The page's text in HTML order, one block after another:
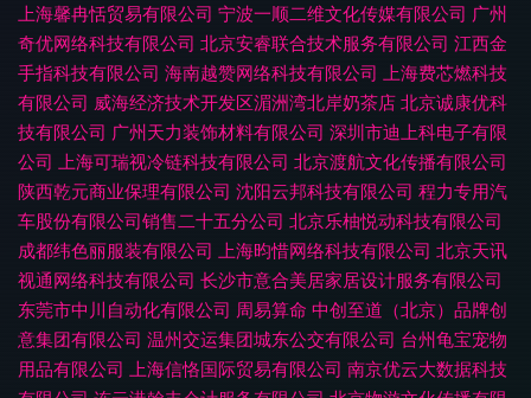
上海馨冉恬贸易有限公司 宁波一顺二维文化传媒有限公司 广州
奇优网络科技有限公司 北京安睿联合技术服务有限公司 江西金
手指科技有限公司 海南越赞网络科技有限公司 上海费芯燃科技
有限公司 威海经济技术开发区湄洲湾北岸奶茶店 北京诚康优科
技有限公司 广州天力装饰材料有限公司 深圳市迪上科电子有限
公司 上海可瑞视冷链科技有限公司 北京渡航文化传播有限公司
陕西乾元商业保理有限公司 沈阳云邦科技有限公司 程力专用汽
车股份有限公司销售二十五分公司 北京乐柚悦动科技有限公司
成都纬色丽服装有限公司 上海昀惜网络科技有限公司 北京天讯
视通网络科技有限公司 长沙市意合美居家居设计服务有限公司
东莞市中川自动化有限公司 周易算命 中创至道（北京）品牌创
意集团有限公司 温州交运集团城东公交有限公司 台州龟宝宠物
用品有限公司 上海信恪国际贸易有限公司 南京优云大数据科技